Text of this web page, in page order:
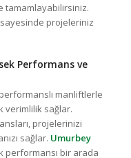
tamamlayabilirsiniz.
projeleriniz
Performans ve
manliftlerle
verimlilik sağlar.
projelerinizi
sağlar. Umurbey
performansı bir arada